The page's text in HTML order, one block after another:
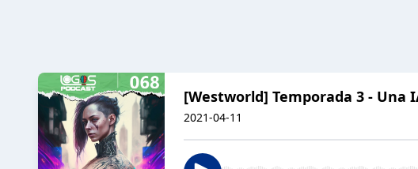
[Westworld] Temporada 3 - Una
2021-04-11